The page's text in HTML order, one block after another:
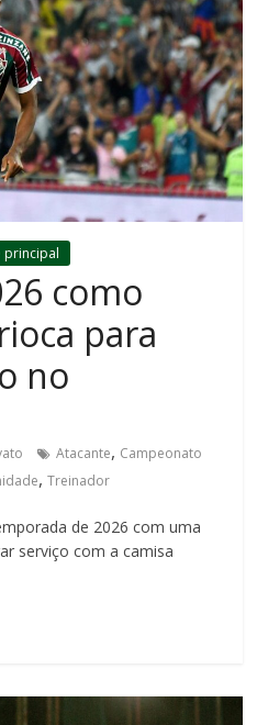
principal
como
para
no
Atacante, Campeonato
,Treinador
de 2026 com uma
serviço com a camisa